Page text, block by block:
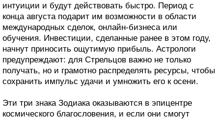
интуиции и будут действовать быстро. Период с
конца августа подарит им возможности в области
международных сделок, онлайн-бизнеса или
обучения. Инвестиции, сделанные ранее в этом году,
начнут приносить ощутимую прибыль. Астрологи
предупреждают: для Стрельцов важно не только
получать, но и грамотно распределять ресурсы, чтобы
сохранить импульс удачи и умножить его к осени.
Эти три знака Зодиака оказываются в эпицентре
космического благословения, и если они смогут